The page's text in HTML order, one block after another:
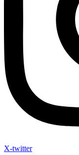
X-twitter